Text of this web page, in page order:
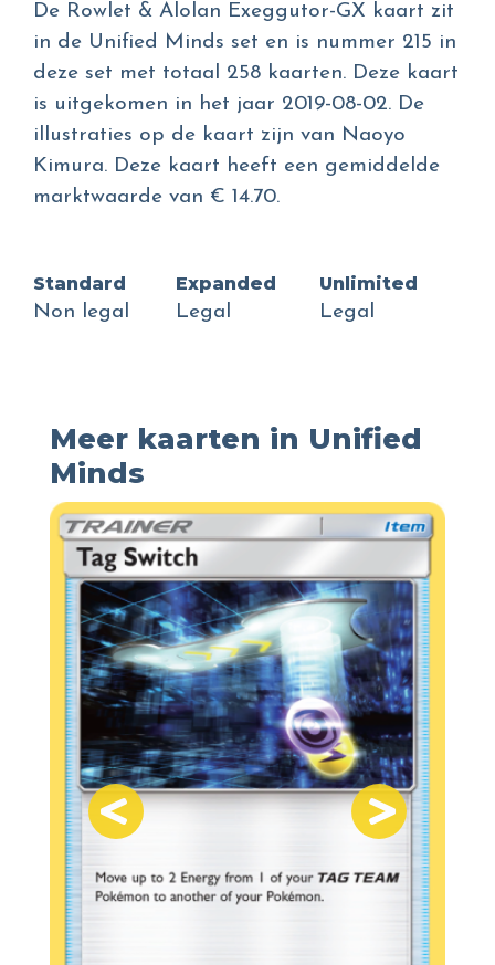
De Rowlet & Alolan Exeggutor-GX kaart zit
in de Unified Minds set en is nummer 215 in
deze set met totaal 258 kaarten. Deze kaart
is uitgekomen in het jaar 2019-08-02. De
illustraties op de kaart zijn van Naoyo
Kimura. Deze kaart heeft een gemiddelde
marktwaarde van € 14.70.
Standard
Non legal
Expanded
Legal
Unlimited
Legal
Meer kaarten in Unified
Minds